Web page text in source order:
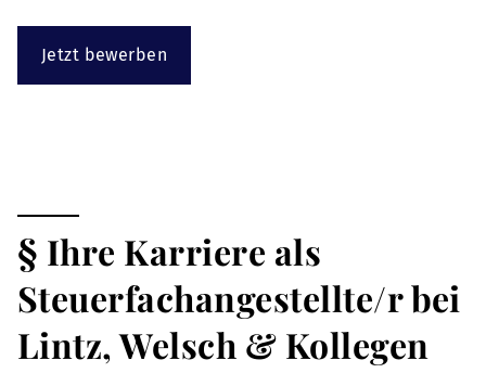
Jetzt bewerben
§ Ihre Karriere als
Steuerfachangestellte/r bei
Lintz, Welsch & Kollegen